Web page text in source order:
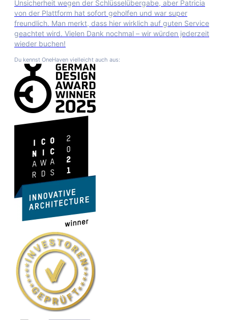
Unsicherheit wegen der Schlüsselübergabe, aber Patricia
von der Plattform hat sofort geholfen und war super
freundlich. Man merkt, dass hier wirklich auf guten Service
geachtet wird. Vielen Dank nochmal – wir würden jederzeit
wieder buchen!
Du kennst OneHaven vielleicht auch aus: